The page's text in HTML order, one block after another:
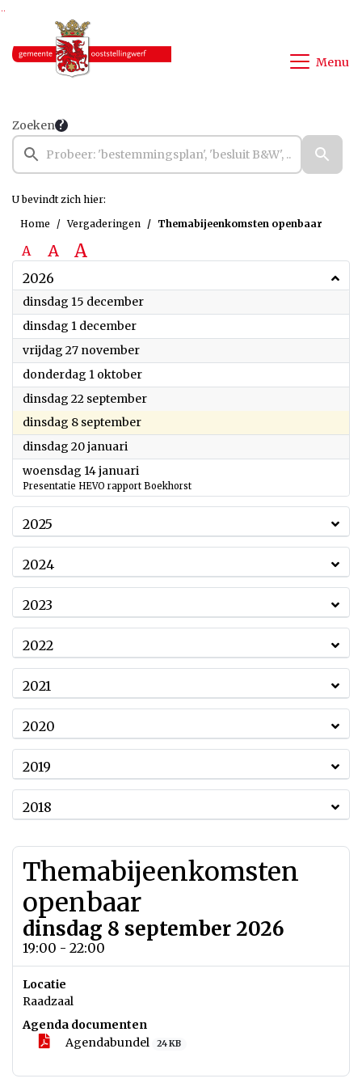
Ga naar de inhoud van deze pagina
Ga naar het zoeken
Ga naar het menu
Menu
Zoeken
U bevindt zich hier:
Home
Vergaderingen Themabijeenkomsten openbaar
A A A
2026
dinsdag 15 december2026
dinsdag 1 december2026
vrijdag 27 november2026
donderdag 1 oktober2026
dinsdag 22 september2026
dinsdag 8 september2026
dinsdag 20 januari
woensdag 14 januari
Presentatie HEVO rapport Boekhorst
2025
2024
2023
2022
2021
2020
2019
2018
Themabijeenkomsten
openbaar
dinsdag 8 september 2026
19:00 - 22:00
Locatie
Raadzaal
Agenda documenten
Agendabundel
24 KB